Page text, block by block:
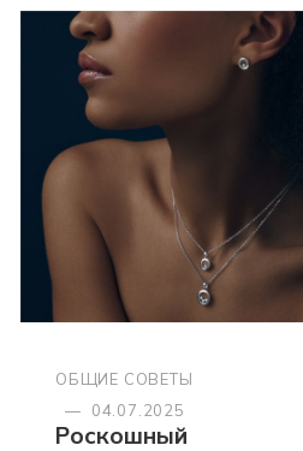
ОБЩИЕ СОВЕТЫ
—
04.07.2025
Роскошный